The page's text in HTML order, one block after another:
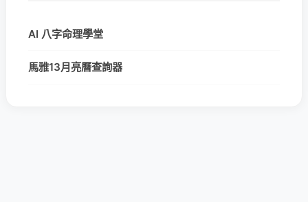
AI 八字命理學堂
馬雅13月亮曆查詢器